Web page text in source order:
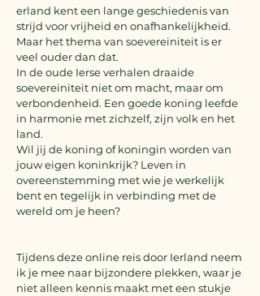
erland kent een lange geschiedenis van
strijd voor vrijheid en onafhankelijkheid.
Maar het thema van soevereiniteit is er
veel ouder dan dat.
In de oude Ierse verhalen draaide
soevereiniteit niet om macht, maar om
verbondenheid. Een goede koning leefde
in harmonie met zichzelf, zijn volk en het
land.
Wil jij de koning of koningin worden van
jouw eigen koninkrijk? Leven in
overeenstemming met wie je werkelijk
bent en tegelijk in verbinding met de
wereld om je heen?
​Tijdens deze online reis door Ierland neem
ik je mee naar bijzondere plekken, waar je
niet alleen kennis maakt met een stukje